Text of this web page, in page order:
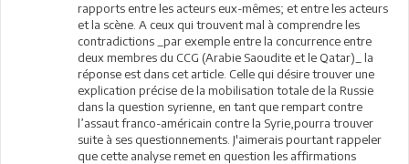
rapports entre les acteurs eux-mêmes; et entre les acteurs
et la scène. A ceux qui trouvent mal à comprendre les
contradictions _par exemple entre la concurrence entre
deux membres du CCG (Arabie Saoudite et le Qatar)_ la
réponse est dans cet article. Celle qui désire trouver une
explication précise de la mobilisation totale de la Russie
dans la question syrienne, en tant que rempart contre
l’assaut franco-américain contre la Syrie,pourra trouver
suite à ses questionnements. J'aimerais pourtant rappeler
que cette analyse remet en question les affirmations